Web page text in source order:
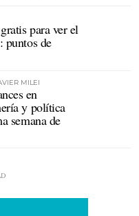
para ver el
puntos de
MILEI
en
y política
semana de